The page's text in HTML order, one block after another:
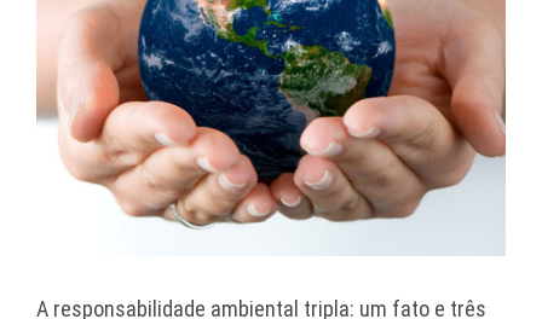
A responsabilidade ambiental tripla: um fato e três